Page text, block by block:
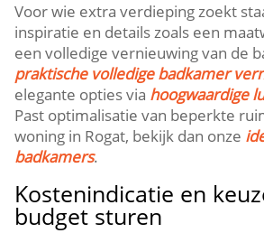
Voor wie extra verdieping zoekt
inspiratie en details zoals een
een volledige vernieuwing van de
praktische volledige badkamer
elegante opties via hoogwaardige
Past optimalisatie van beperkte
woning in Rogat, bekijk dan onze
badkamers.
Kostenindicatie en
budget sturen